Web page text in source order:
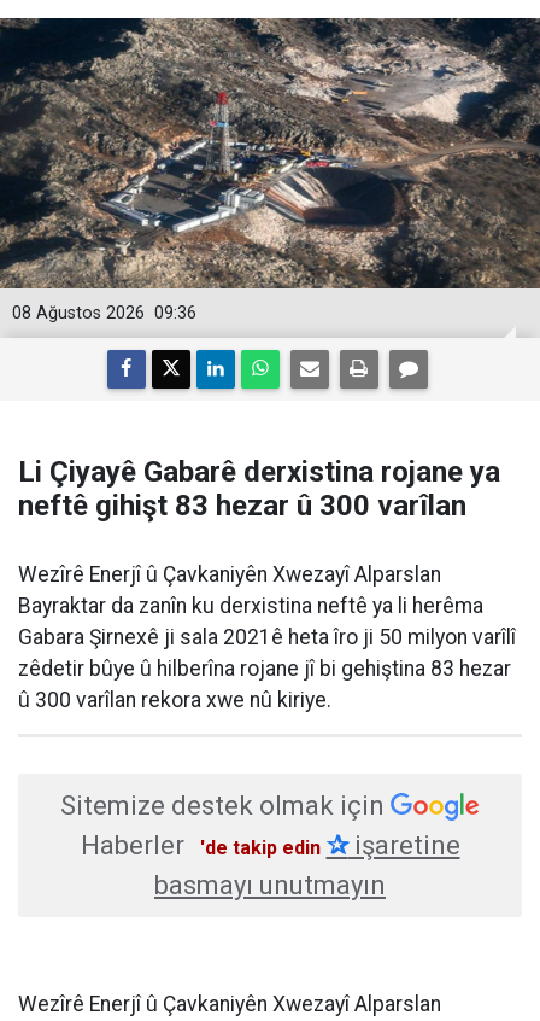
09:36
08 Ağustos 2026
Li Çiyayê Gabarê derxistina rojane ya
neftê gihişt 83 hezar û 300 varîlan
Wezîrê Enerjî û Çavkaniyên Xwezayî Alparslan
Bayraktar da zanîn ku derxistina neftê ya li herêma
Gabara Şirnexê ji sala 2021ê heta îro ji 50 milyon varîlî
zêdetir bûye û hilberîna rojane jî bi gehiştina 83 hezar
û 300 varîlan rekora xwe nû kiriye.
Sitemize destek olmak için
Haberler
'de takip edin ✰işaretine
basmayı unutmayın
Wezîrê Enerjî û Çavkaniyên Xwezayî Alparslan